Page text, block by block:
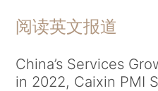
阅读英文报道
China’s Services
in 2022, Caixin PMI